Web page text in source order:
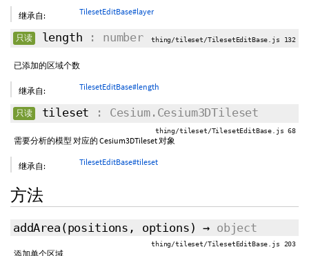
继承自: TilesetEditBase#layer
只读 length : number thing/tileset/TilesetEditBase.js 132
已添加的区域个数
继承自: TilesetEditBase#length
只读 tileset : Cesium.Cesium3DTileset
thing/tileset/TilesetEditBase.js 68
需要分析的模型 对应的 Cesium3DTileset 对象
继承自: TilesetEditBase#tileset
方法
addArea (positions, options ) → object
thing/tileset/TilesetEditBase.js 203
添加单个区域